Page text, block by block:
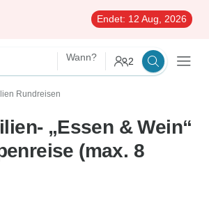
Endet: 12 Aug, 2026
Wann? 2
Rundreisen
„Essen & Wein“
(max. 8